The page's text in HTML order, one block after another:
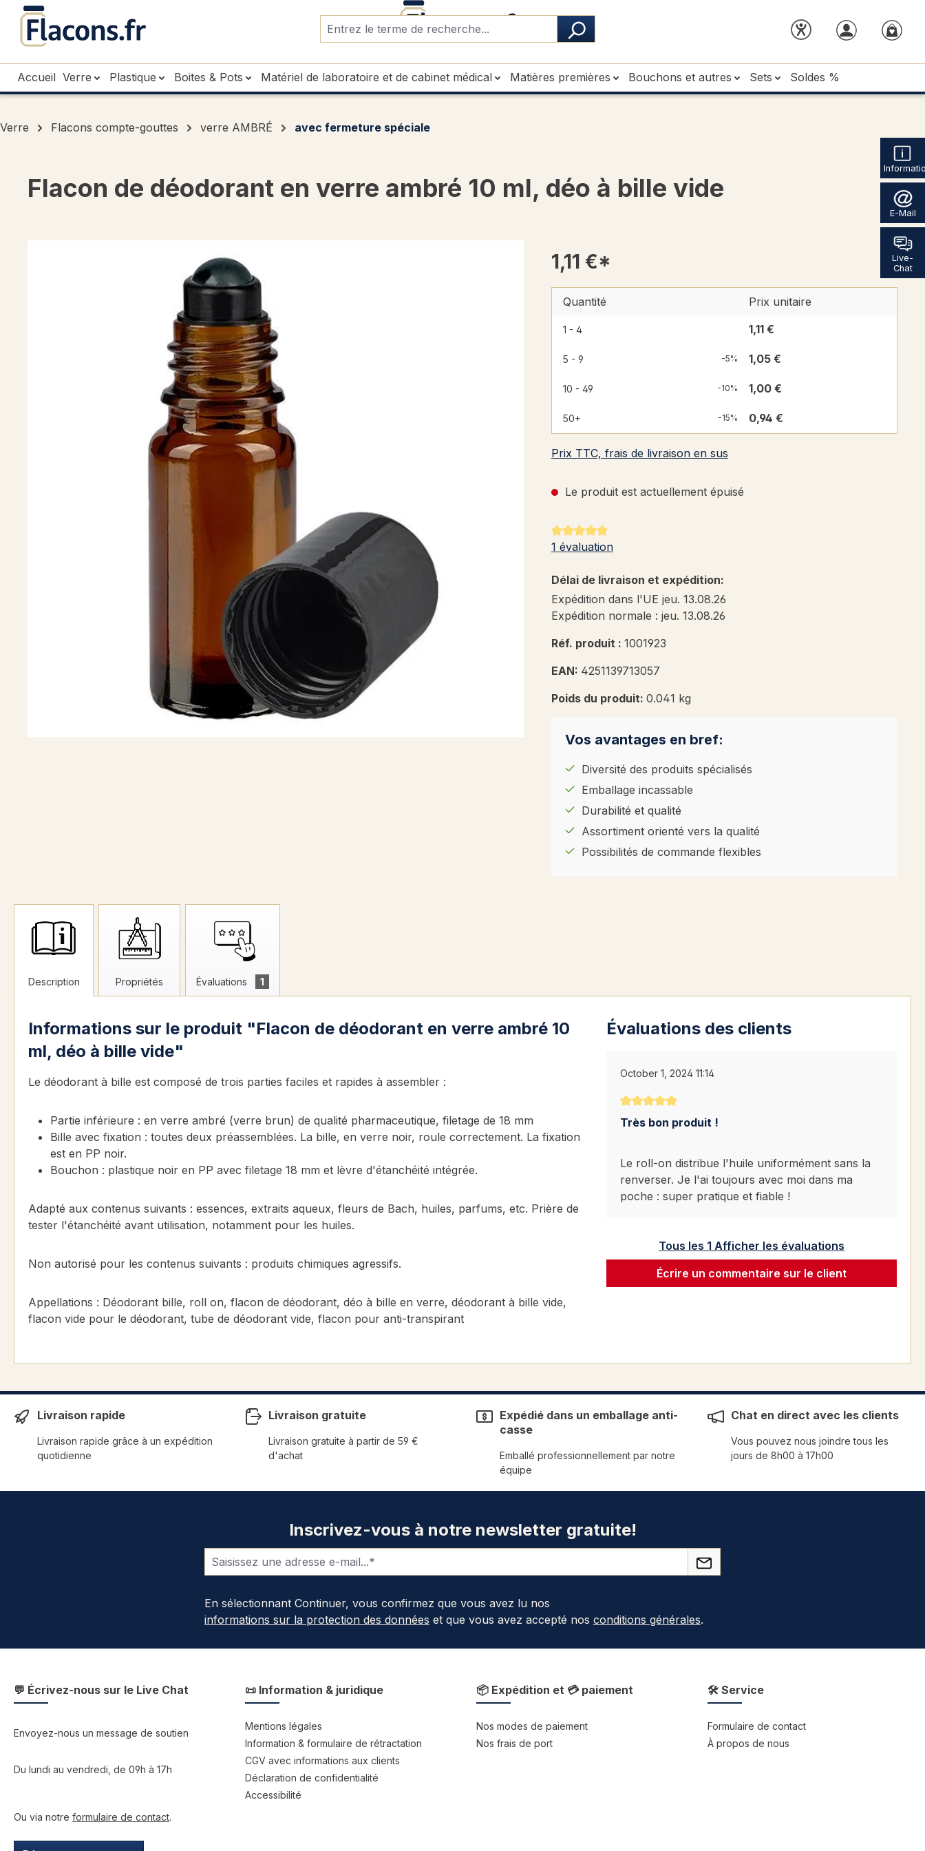
au contenu principal
Passer à la recherche
Passer à la navigation principale
E-Mail
Live-
Chat
Accueil Verre Plastique Boites & Pots Matériel de laboratoire et de cabinet médical Matières premières Bouchons et autres Sets Soldes %
Verre Flacons compte-gouttes verre AMBRÉ avec fermeture spéciale
Flacon de déodorant en verre ambré 10 ml, déo à bille vide
1,11 €*
Quantité Prix unitaire
1 - 4 1,11 €
5 - 9 -5% 1,05 €
10 - 49 -10% 1,00 €
50+ -15% 0,94 €
Prix TTC, frais de livraison en sus
Le produit est actuellement épuisé
Note moyenne de 5 sur 5 étoiles
1 évaluation
Délai de livraison et expédition:
Expédition dans l'UE jeu. 13.08.26
Expédition normale : jeu. 13.08.26
Réf. produit : 1001923
EAN: 4251139713057
Poids du produit: 0.041 kg
Vos avantages en bref:
Diversité des produits spécialisés
Emballage incassable
Durabilité et qualité
Assortiment orienté vers la qualité
Possibilités de commande flexibles
Description Propriétés Évaluations 1
Informations sur le produit "Flacon de déodorant en verre ambré 10
ml, déo à bille vide"
Le déodorant à bille est composé de trois parties faciles et rapides à assembler :
Partie inférieure : en verre ambré (verre brun) de qualité pharmaceutique, filetage de 18 mm
Bille avec fixation : toutes deux préassemblées. La bille, en verre noir, roule correctement. La fixation
est en PP noir.
Bouchon : plastique noir en PP avec filetage 18 mm et lèvre d'étanchéité intégrée.
Adapté aux contenus suivants : essences, extraits aqueux, fleurs de Bach, huiles, parfums, etc. Prière de
tester l'étanchéité avant utilisation, notamment pour les huiles.
Non autorisé pour les contenus suivants : produits chimiques agressifs.
Appellations : Déodorant bille, roll on, flacon de déodorant, déo à bille en verre, déodorant à bille vide,
flacon vide pour le déodorant, tube de déodorant vide, flacon pour anti-transpirant
Évaluations des clients
October 1, 2024 11:14
Note moyenne de 5 sur 5 étoiles
Très bon produit !
Le roll-on distribue l'huile uniformément sans la
renverser. Je l'ai toujours avec moi dans ma
poche : super pratique et fiable !
Tous les 1 Afficher les évaluations
Écrire un commentaire sur le client
Livraison rapide
Livraison rapide grâce à un expédition
quotidienne
Livraison gratuite
Livraison gratuite à partir de 59 €
d'achat
Expédié dans un emballage anti-
casse
Emballé professionnellement par notre
équipe
Chat en direct avec les clients
Vous pouvez nous joindre tous les
jours de 8h00 à 17h00
Inscrivez-vous à notre newsletter gratuite!
En sélectionnant Continuer, vous confirmez que vous avez lu nos
informations sur la protection des données et que vous avez accepté nos conditions générales.
💬 Écrivez-nous sur le Live Chat
Envoyez-nous un message de soutien
Du lundi au vendredi, de 09h à 17h
Ou via notre formulaire de contact.
📜 Information & juridique
Mentions légales
Information & formulaire de rétractation
CGV avec informations aux clients
Déclaration de confidentialité
Accessibilité
📦 Expédition et 💳 paiement
Nos modes de paiement
Nos frais de port
🛠 Service
Formulaire de contact
À propos de nous